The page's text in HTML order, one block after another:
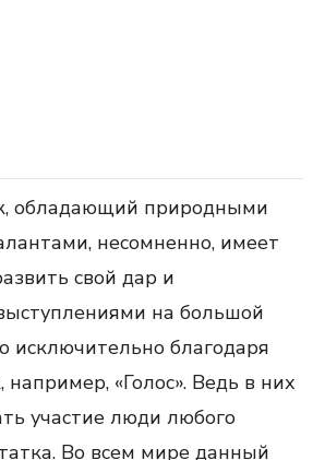
обладающий природными
несомненно, имеет
свой дар и
на большой
исключительно благодаря
например, «Голос». Ведь в них
участие люди любого
Во всем мире данный